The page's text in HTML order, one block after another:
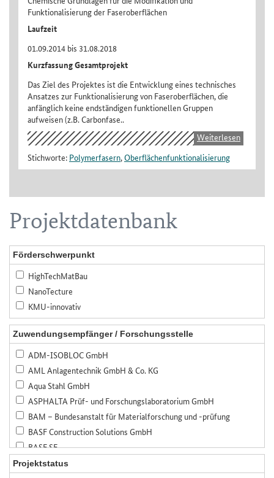
Funktionalisierung der Faseroberflächen
Laufzeit
01.09.2014 bis 31.08.2018
Kurzfassung Gesamtprojekt
Das Ziel des Projektes ist die Entwicklung eines technisches
Ansatzes zur Funktionalisierung von Faseroberflächen, die
anfänglich keine endständigen funktionellen Gruppen
aufweisen (z.B. Carbonfase..
Weiterlesen
Stichworte: Polymerfasern,Oberflächenfunktionalisierung
Projektdatenbank
Förderschwerpunkt
HighTechMatBau
NanoTecture
KMU-innovativ
Zuwendungsempfänger / Forschungsstelle
ADM-ISOBLOC GmbH
AML Anlagentechnik GmbH & Co. KG
Aqua Stahl GmbH
ASPHALTA Prüf- und Forschungslaboratorium GmbH
BAM – Bundesanstalt für Materialforschung und -prüfung
BASF Construction Solutions GmbH
BASF SE
Bauer Spezialtiefbau GmbH
Projektstatus